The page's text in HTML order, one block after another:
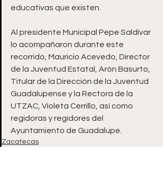
educativas que existen.
Al presidente Municipal Pepe Saldívar
lo acompañaron durante este
recorrido, Mauricio Acevedo, Director
de la Juventud Estatal, Arón Basurto,
Titular de la Dirección de la Juventud
Guadalupense y la Rectora de la
UTZAC, Violeta Cerrillo, así como
regidoras y regidores del
Ayuntamiento de Guadalupe.
Zacatecas